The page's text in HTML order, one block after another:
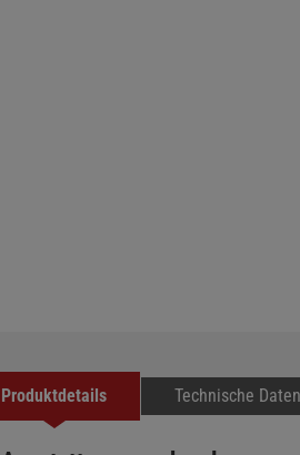
Produktdetails Technische Daten